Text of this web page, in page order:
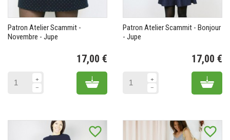
Patron Atelier Scammit -
Novembre - Jupe
17,00 €
Add to cart
Patron Atelier Scammit - Bonjour
- Jupe
17,00 €
Add
favorite_border favorite_border